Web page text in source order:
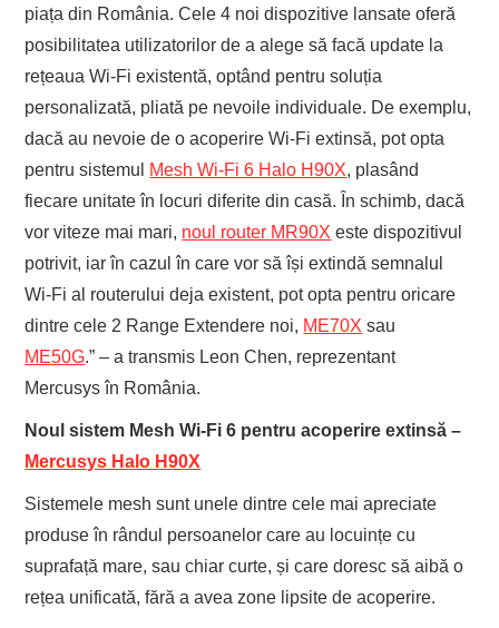
piața din România. Cele 4 noi dispozitive lansate oferă
posibilitatea utilizatorilor de a alege să facă update la
rețeaua Wi-Fi existentă, optând pentru soluția
personalizată, pliată pe nevoile individuale. De exemplu,
dacă au nevoie de o acoperire Wi-Fi extinsă, pot opta
pentru sistemul Mesh Wi-Fi 6 Halo H90X, plasând
fiecare unitate în locuri diferite din casă. În schimb, dacă
vor viteze mai mari, noul router MR90X este dispozitivul
potrivit, iar în cazul în care vor să își extindă semnalul
Wi-Fi al routerului deja existent, pot opta pentru oricare
dintre cele 2 Range Extendere noi, ME70X sau
ME50G.” – a transmis Leon Chen, reprezentant
Mercusys în România.
Noul sistem Mesh Wi-Fi 6 pentru acoperire extinsă –
Mercusys Halo H90X
Sistemele mesh sunt unele dintre cele mai apreciate
produse în rândul persoanelor care au locuințe cu
suprafață mare, sau chiar curte, și care doresc să aibă o
rețea unificată, fără a avea zone lipsite de acoperire.